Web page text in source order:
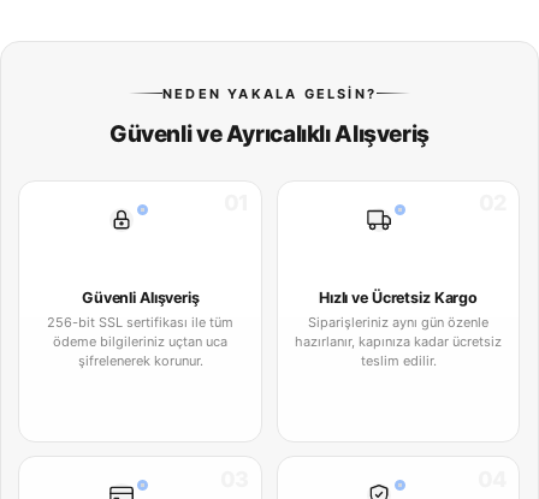
NEDEN YAKALA GELSIN?
Güvenli ve Ayrıcalıklı Alışveriş
Güvenli Alışveriş
256-bit SSL sertifikası ile tüm
ödeme bilgileriniz uçtan uca
şifrelenerek korunur.
Hızlı ve Ücretsiz Kargo
Siparişleriniz aynı gün özenle
hazırlanır, kapınıza kadar ücretsiz
teslim edilir.